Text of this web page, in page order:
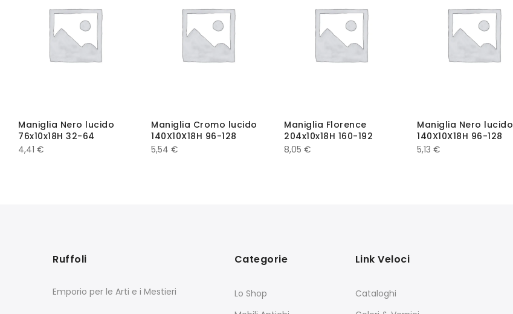
Maniglia Nero lucido
76x10x18H 32-64
4,41 €
Maniglia Cromo lucido
140X10X18H 96-128
5,54 €
Maniglia Florence
204x10x18H 160-192
8,05 €
Maniglia Nero lucido
140X10X18H 96-128
5,13 €
Ruffoli
Emporio per le Arti e i Mestieri
Categorie
Lo Shop
Link Veloci
Cataloghi